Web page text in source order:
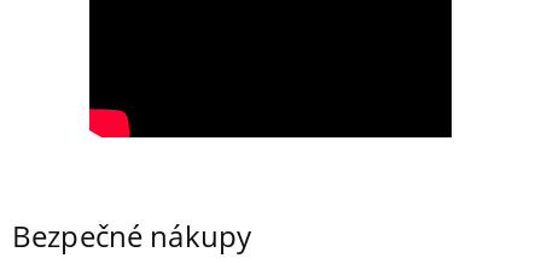
Bezpečné nákupy